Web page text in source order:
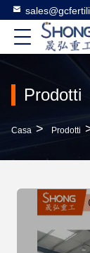
Prodotti
Casa > Prodotti